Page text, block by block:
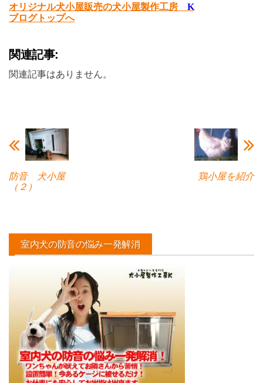
オリジナル犬小屋販売の犬小屋製作工房 K
ブログトップへ
関連記事:
関連記事はありません。
防音 犬小屋
（２）
鶏小屋を紹介
室内犬の防音の悩み一発解消